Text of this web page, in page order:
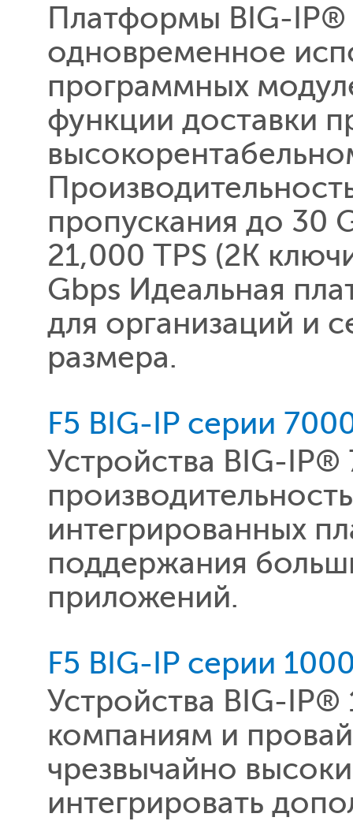
Платформы BIG-
одновременное
программных
функции доставки
пропускания до 30
21,000 TPS (2K
Gbps Идеальная
для организаций и
размера.
F5 BIG-IP серии
Устройства BIG-
интегрированных
поддержания
приложений.
F5 BIG-IP серии
Устройства BIG-
компаниям и
чрезвычайно
интегрировать